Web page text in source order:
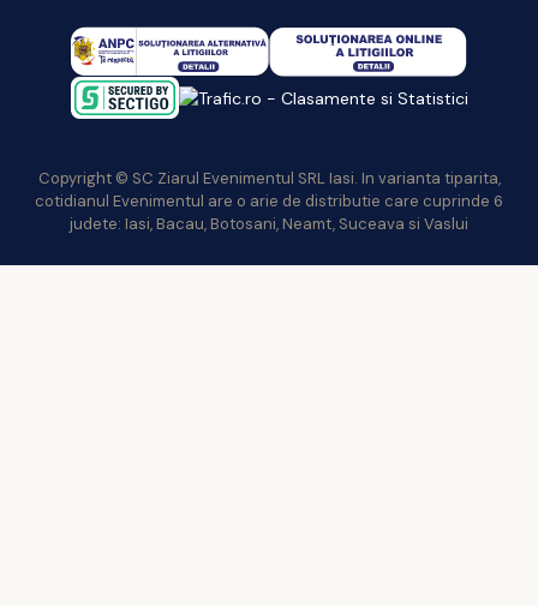
Copyright © SC Ziarul Evenimentul SRL Iasi. In varianta tiparita,
cotidianul Evenimentul are o arie de distributie care cuprinde 6
judete: Iasi, Bacau, Botosani, Neamt, Suceava si Vaslui